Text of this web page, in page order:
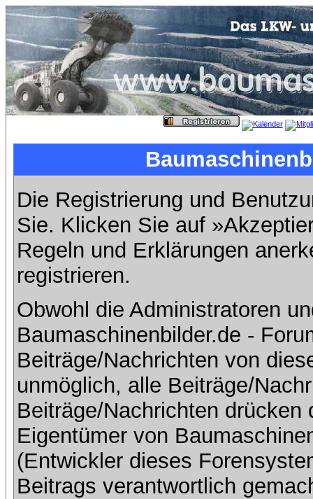
Die Registrierung und
Sie. Klicken Sie auf
Regeln und Erklärungen
registrieren.
Obwohl die Administratoren
Baumaschinenbilder.de -
Beiträge/Nachrichten von
unmöglich, alle Beiträge/
Beiträge/Nachrichten
Eigentümer von
(Entwickler dieses
Beitrags verantwortlich